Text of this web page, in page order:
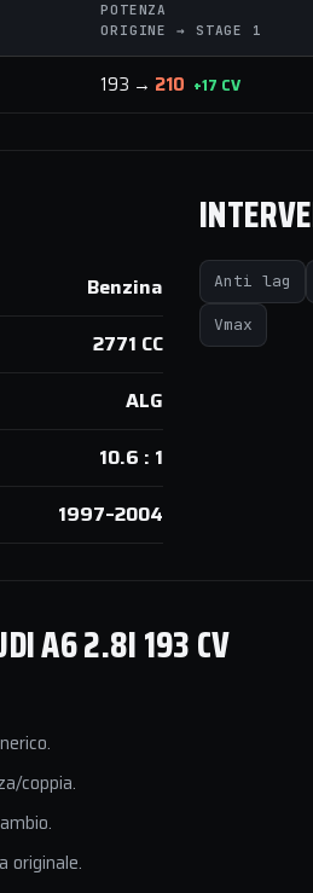
POTENZA
ORIGINE → STAGE 1
193 → 210 +17 CV
Benzina
2771 CC
ALG
10.6 : 1
1997–2004
Anti lag
Vmax
A6 2.8I 193 CV
coppia.
originale.